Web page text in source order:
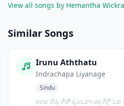
View all songs by Hemantha
Similar Songs
Irunu Aththatu
Indrachapa Liyanage
Sindu
අහස හිරු ගිනි දැවෙනා සඳ ගිලී